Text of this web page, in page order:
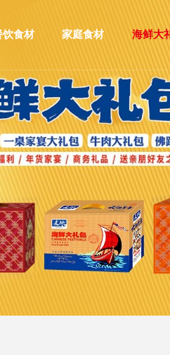
餐饮食材 家庭食材 海鲜